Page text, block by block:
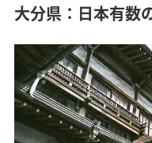
大分県：日本有